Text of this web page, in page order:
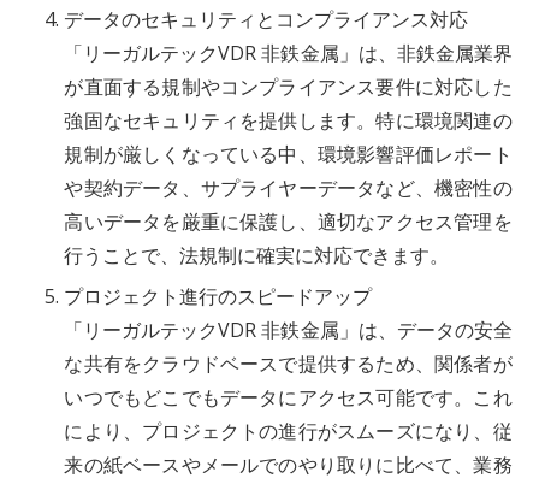
データのセキュリティとコンプライアンス対応
「リーガルテックVDR 非鉄金属」は、非鉄金属業界
が直面する規制やコンプライアンス要件に対応した
強固なセキュリティを提供します。特に環境関連の
規制が厳しくなっている中、環境影響評価レポート
や契約データ、サプライヤーデータなど、機密性の
高いデータを厳重に保護し、適切なアクセス管理を
行うことで、法規制に確実に対応できます。
プロジェクト進行のスピードアップ
「リーガルテックVDR 非鉄金属」は、データの安全
な共有をクラウドベースで提供するため、関係者が
いつでもどこでもデータにアクセス可能です。これ
により、プロジェクトの進行がスムーズになり、従
来の紙ベースやメールでのやり取りに比べて、業務